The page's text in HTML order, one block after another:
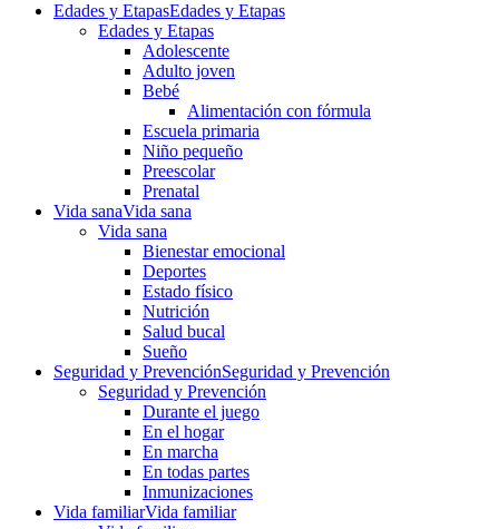
Edades y EtapasEdades y Etapas
Edades y Etapas
Adolescente
Adulto joven
Bebé
Alimentación con fórmula
Escuela primaria
Niño pequeño
Preescolar
Prenatal
Vida sanaVida sana
Vida sana
Bienestar emocional
Deportes
Estado físico
Nutrición
Salud bucal
Sueño
Seguridad y PrevenciónSeguridad y Prevención
Seguridad y Prevención
Durante el juego
En el hogar
En marcha
En todas partes
Inmunizaciones
Vida familiarVida familiar